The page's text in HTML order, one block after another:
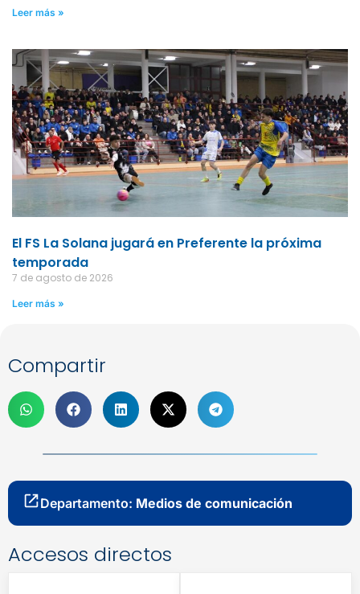
Leer más »
El FS La Solana jugará en Preferente la próxima
temporada
7 de agosto de 2026
Leer más »
Compartir
Departamento: Medios de comunicación
Accesos directos